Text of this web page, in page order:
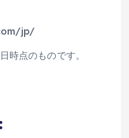
jp/
時点のものです。